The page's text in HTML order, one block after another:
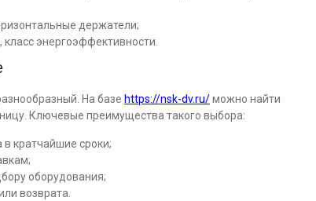
держатели;
энергоэффективности.
На базе https://nsk-dv.ru/можно найти
Ключевые преимущества такого выбора:
кратчайшие сроки;
оборудования;
возврата.